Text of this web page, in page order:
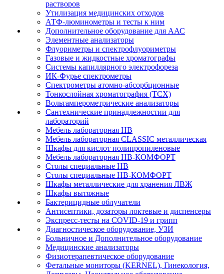
растворов
Утилизация медицинских отходов
АТФ-люминометры и тесты к ним
Дополнительное оборудование для ААС
Элементные анализаторы
Флуориметры и спектрофлуориметры
Газовые и жидкостные хроматографы
Системы капиллярного электрофореза
ИК-Фурье спектрометры
Спектрометры атомно-абсорбционные
Тонкослойная хроматография (ТСХ)
Вольтамперометрические анализаторы
Сантехнические принадлежностии для
лабораторий
Мебель лабораторная НВ
Мебель лабораторная CLASSIC металлическая
Шкафы для кислот полипропиленовые
Мебель лабораторная НВ-КОМФОРТ
Столы специальные НВ
Столы специальные НВ-КОМФОРТ
Шкафы металлические для хранения ЛВЖ
Шкафы вытяжные
Бактерицидные облучатели
Антисептики, дозаторы локтевые и диспенсеры
Экспресс-тесты на COVID-19 и грипп
Диагностическое оборудование, УЗИ
Больничное и Дополнительное оборудование
Медицинские анализаторы
Физиотерапевтическое оборудование
Фетальные мониторы (KERNEL), Гинекология,